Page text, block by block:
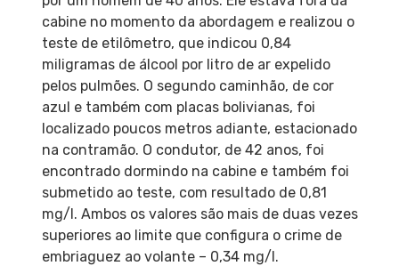
cabine no momento da abordagem e realizou o
teste de etilômetro, que indicou 0,84
miligramas de álcool por litro de ar expelido
pelos pulmões. O segundo caminhão, de cor
azul e também com placas bolivianas, foi
localizado poucos metros adiante, estacionado
na contramão. O condutor, de 42 anos, foi
encontrado dormindo na cabine e também foi
submetido ao teste, com resultado de 0,81
mg/l. Ambos os valores são mais de duas vezes
superiores ao limite que configura o crime de
embriaguez ao volante – 0,34 mg/l.